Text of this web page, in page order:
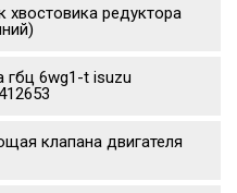
хвостовика редуктора
гбц 6wg1-t isuzu
клапана двигателя